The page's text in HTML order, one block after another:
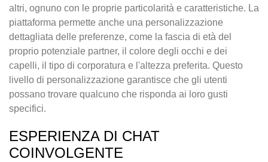
altri, ognuno con le proprie particolarità e caratteristiche. La
piattaforma permette anche una personalizzazione
dettagliata delle preferenze, come la fascia di età del
proprio potenziale partner, il colore degli occhi e dei
capelli, il tipo di corporatura e l'altezza preferita. Questo
livello di personalizzazione garantisce che gli utenti
possano trovare qualcuno che risponda ai loro gusti
specifici.
ESPERIENZA DI CHAT
COINVOLGENTE